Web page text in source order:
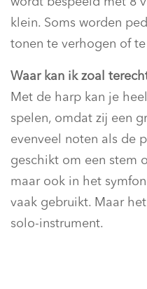
klein. Soms worden
tonen te verhogen of
Waar kan ik zoal
Met de harp kan je
spelen, omdat zij een
evenveel noten als de
geschikt om een stem
maar ook in het
vaak gebruikt. Maar
solo-instrument.